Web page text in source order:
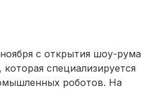
с открытия шоу-рума
специализируется
роботов. На